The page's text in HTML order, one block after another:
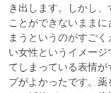
き出します。しかし
ことができないまま
まうというのがすご
い女性というイメー
てしまっている表情
プがよかったです。